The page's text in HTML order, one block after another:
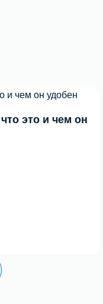
это и чем он